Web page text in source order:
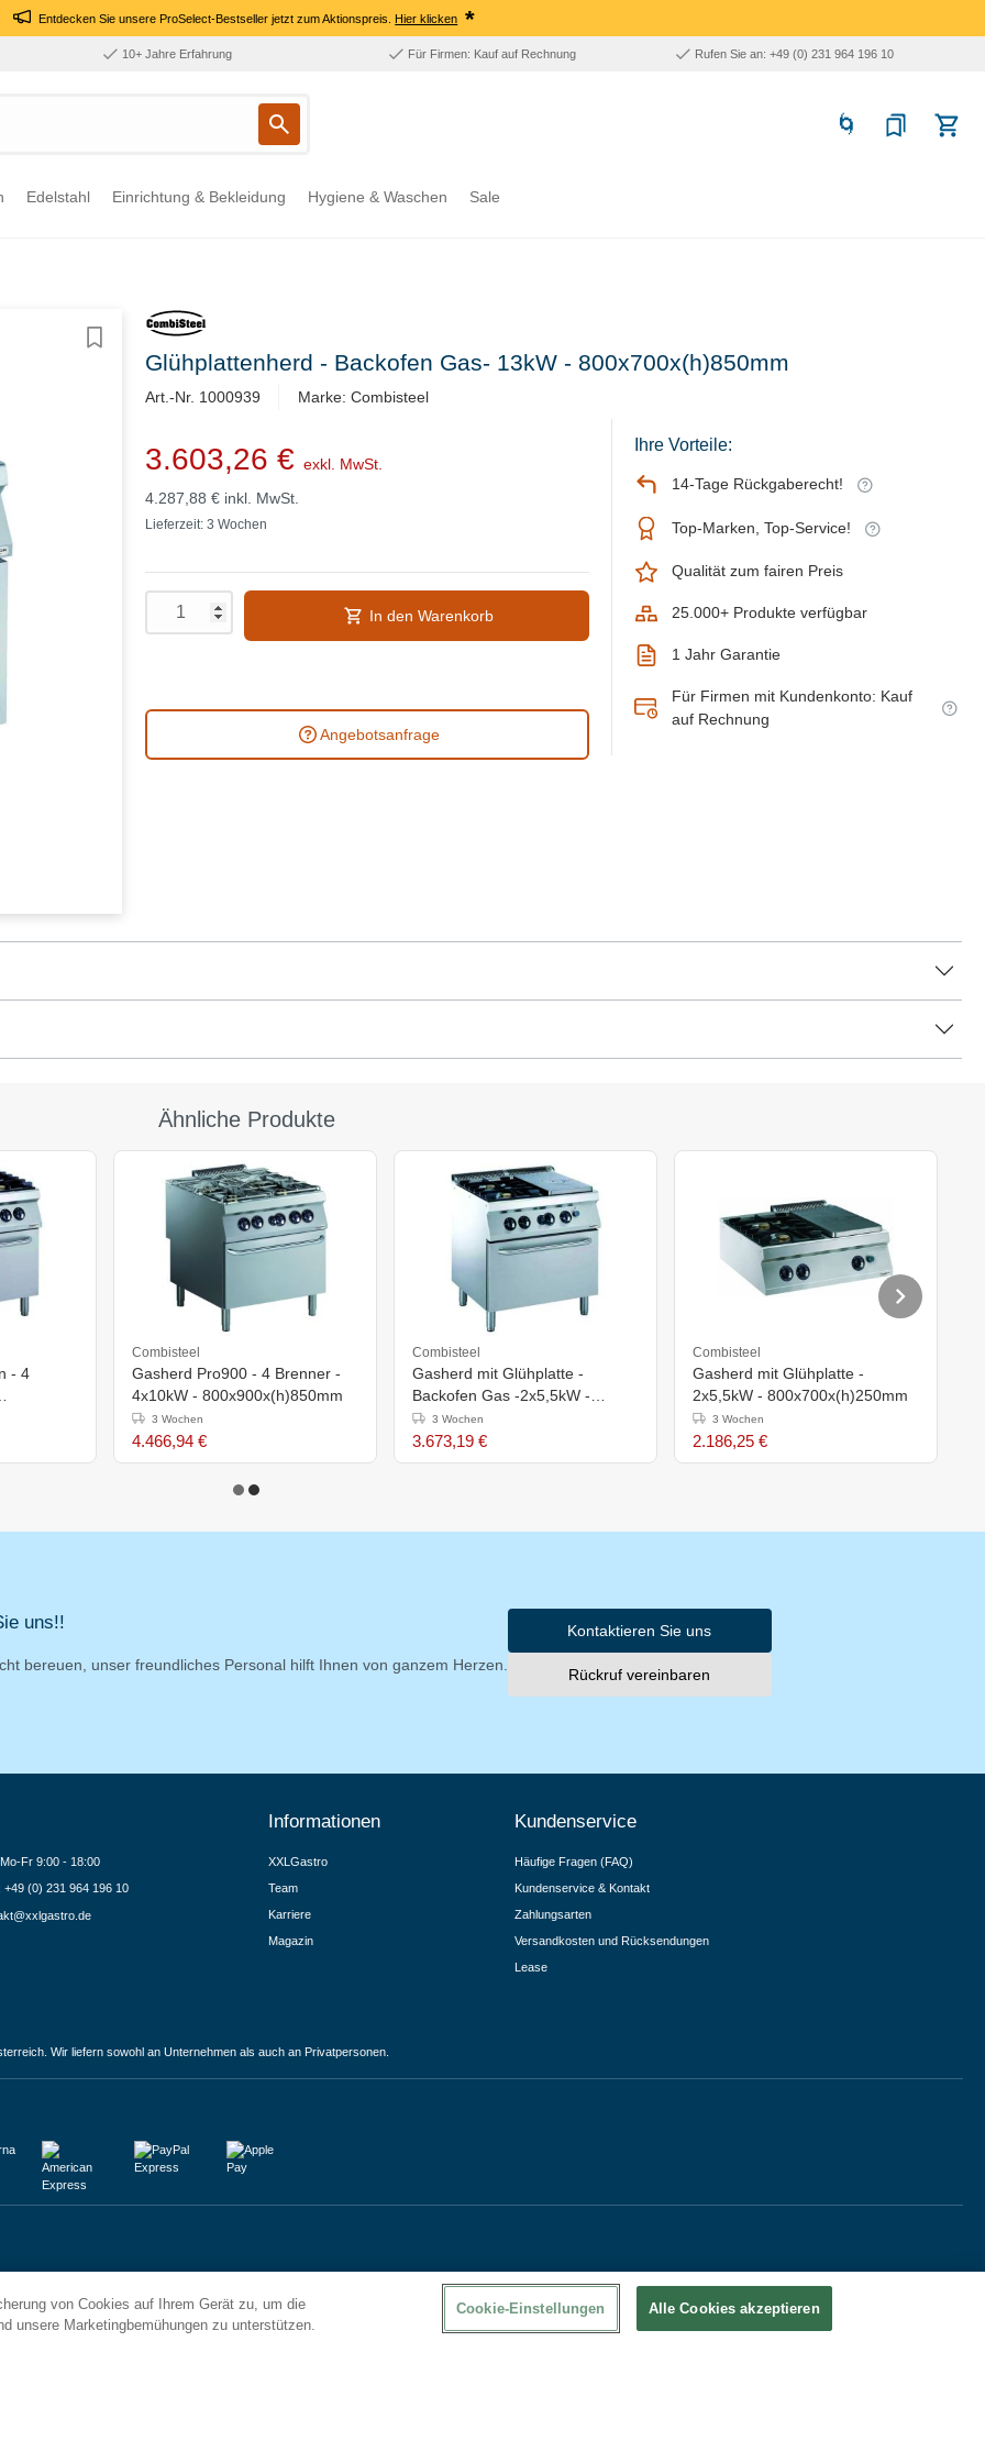
Entdecken Sie unsere ProSelect-Bestseller jetzt zum Aktionspreis.Hier klicken *
10+ Jahre Erfahrung Für Firmen: Kauf auf Rechnung Rufen Sie an: +49 (0) 231 964 196 10
Edelstahl Einrichtung & Bekleidung Hygiene & Waschen Sale
Glühplattenherd - Backofen Gas- 13kW - 800x700x(h)850mm
Art.-Nr. 1000939 Marke: Combisteel
3.603,26 € exkl. MwSt.
4.287,88 € inkl. MwSt.
Lieferzeit: 3 Wochen
In den Warenkorb
Angebotsanfrage
Ihre Vorteile:
14-Tage Rückgaberecht!
Top-Marken, Top-Service!
Qualität zum fairen Preis
25.000+ Produkte verfügbar
1 Jahr Garantie
Für Firmen mit Kundenkonto: Kauf
auf Rechnung
Ähnliche Produkte
- 4
Combisteel
Gasherd Pro900 - 4 Brenner -
4x10kW - 800x900x(h)850mm
3 Wochen
4.466,94 €
Combisteel
Gasherd mit Glühplatte -
Backofen Gas -2x5,5kW -
800x700x(h)850mm
3 Wochen
3.673,19 €
Combisteel
Gasherd mit Glühplatte -
2x5,5kW - 800x700x(h)250mm
3 Wochen
2.186,25 €
uns!!
bereuen, unser freundliches Personal hilft Ihnen von ganzem Herzen.
Kontaktieren Sie uns
Rückruf vereinbaren
Fr 9:00 - 18:00
+49 (0) 231 964 196 10
Informationen
XXLGastro
Team
Karriere
Magazin
Kundenservice
Häufige Fragen (FAQ)
Kundenservice & Kontakt
Zahlungsarten
Versandkosten und Rücksendungen
Lease
Wir liefern sowohl an Unternehmen als auch an Privatpersonen.
von Cookies auf Ihrem Gerät zu, um die
unsere Marketingbemühungen zu unterstützen.
Cookie-Einstellungen Alle Cookies akzeptieren